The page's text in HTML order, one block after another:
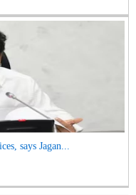
says Jagan...